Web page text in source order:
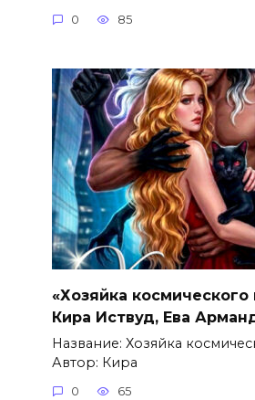
0 85
«Хозяйка космического
Кира Иствуд, Ева
Название: Хозяйка
Автор: Кира
0 65